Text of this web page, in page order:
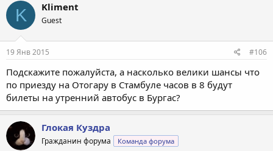
е
м
ы
д
и
я
K Kliment
Guest
19 Янв 2015 #106
Подскажите пожалуйста, а насколько велики шансы что
по приезду на Отогару в Стамбуле часов в 8 будут
билеты на утренний автобус в Бургас?
Глокая Куздра
Гражданин форума Команда форума